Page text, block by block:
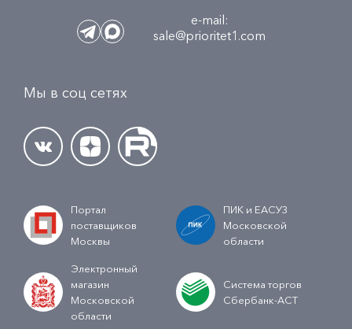
e-mail:
sale@prioritet1.com
Мы в соц сетях
Портал
поставщиков
Москвы
ПИК и ЕАСУЗ
Московской
области
Электронный
магазин
Московской
области
Система торгов
Сбербанк-АСТ